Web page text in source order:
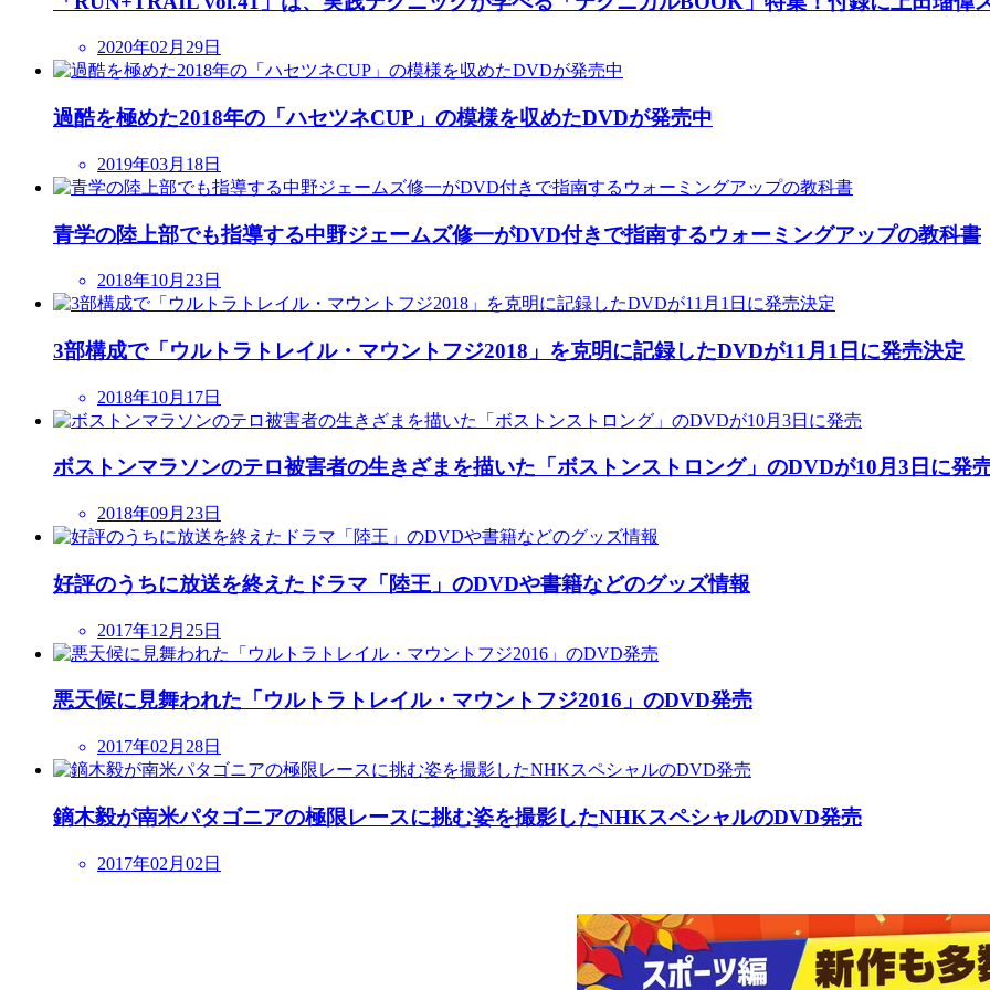
2020年02月29日
過酷を極めた2018年の「ハセツネCUP」の模様を収めたDVDが発売中
2019年03月18日
青学の陸上部でも指導する中野ジェームズ修一がDVD付きで指南するウォーミングアップの教科書
2018年10月23日
3部構成で「ウルトラトレイル・マウントフジ2018」を克明に記録したDVDが11月1日に発売決定
2018年10月17日
ボストンマラソンのテロ被害者の生きざまを描いた「ボストンストロング」のDVDが10月3日に発
2018年09月23日
好評のうちに放送を終えたドラマ「陸王」のDVDや書籍などのグッズ情報
2017年12月25日
悪天候に見舞われた「ウルトラトレイル・マウントフジ2016」のDVD発売
2017年02月28日
鏑木毅が南米パタゴニアの極限レースに挑む姿を撮影したNHKスペシャルのDVD発売
2017年02月02日